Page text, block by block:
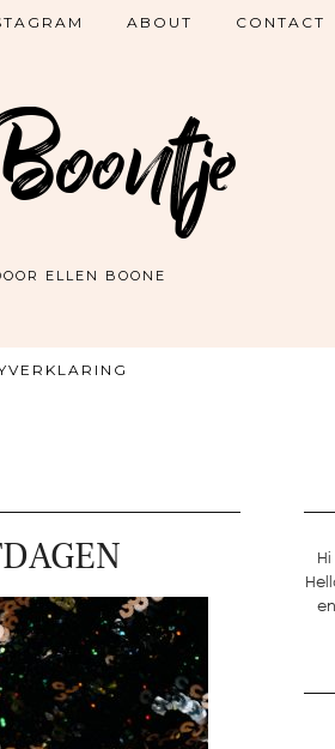
ELLEN BOONE
ABOUT CONTACT